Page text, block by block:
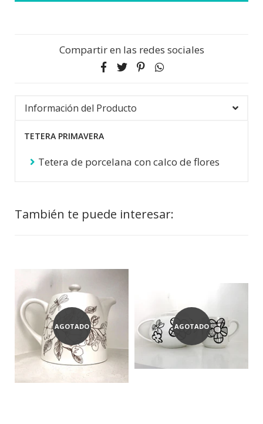
Compartir en las redes sociales
Información del Producto
TETERA PRIMAVERA
Tetera de porcelana con calco de flores
También te puede interesar:
AGOTADO AGOTADO